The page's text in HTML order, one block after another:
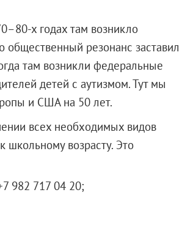
х годах там возникло
резонанс заставил
там возникли федеральные
детей с аутизмом. Тут мы
и США на 50 лет.
всех необходимых видов
школьному возрасту. Это
982 717 04 20;